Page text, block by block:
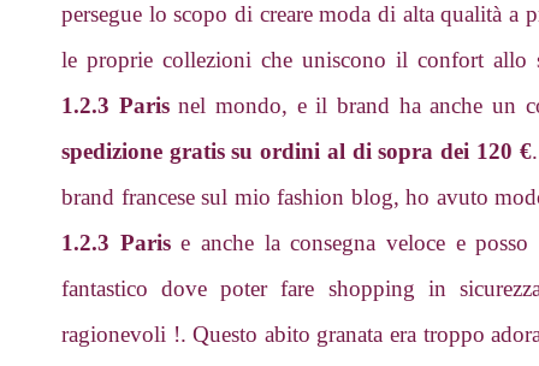
persegue lo scopo di creare moda di alta qualità a
le proprie collezioni che uniscono il confort
1.2.3 Parisnel mondo, e il brand ha anche un
spedizione gratis su ordini al di sopra dei 120 €
brand francese sul mio fashion blog, ho avuto
1.2.3 Parise anche la consegna veloce e
fantastico dove poter fare shopping in
ragionevoli !. Questo abito granata era troppo